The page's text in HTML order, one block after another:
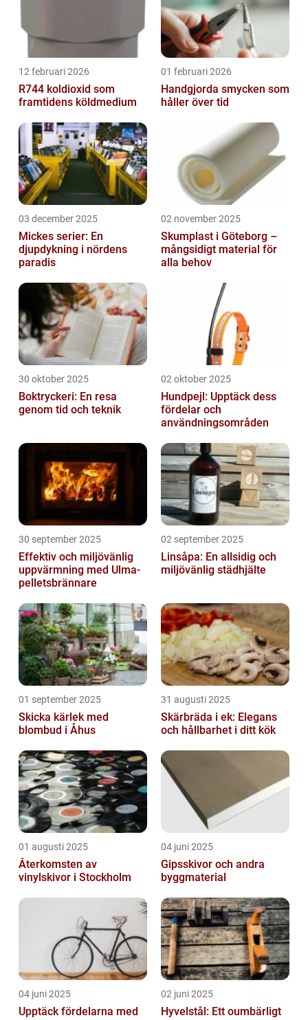
12 februari 2026
R744 koldioxid som
framtidens köldmedium
01 februari 2026
Handgjorda smycken som
håller över tid
03 december 2025
Mickes serier: En
djupdykning i nördens
paradis
02 november 2025
Skumplast i Göteborg –
mångsidigt material för
alla behov
30 oktober 2025
Boktryckeri: En resa
genom tid och teknik
02 oktober 2025
Hundpejl: Upptäck dess
fördelar och
användningsområden
30 september 2025
Effektiv och miljövänlig
uppvärmning med Ulma-
pelletsbrännare
02 september 2025
Linsåpa: En allsidig och
miljövänlig städhjälte
01 september 2025
Skicka kärlek med
blombud i Åhus
31 augusti 2025
Skärbräda i ek: Elegans
och hållbarhet i ditt kök
01 augusti 2025
Återkomsten av
vinylskivor i Stockholm
04 juni 2025
Gipsskivor och andra
byggmaterial
04 juni 2025
Upptäck fördelarna med
02 juni 2025
Hyvelstål: Ett oumbärligt